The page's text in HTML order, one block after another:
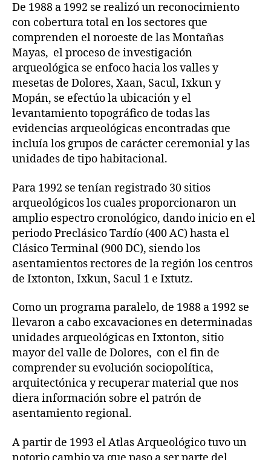
De 1988 a 1992 se realizó un reconocimiento
con cobertura total en los sectores que
comprenden el noroeste de las Montañas
Mayas, el proceso de investigación
arqueológica se enfoco hacia los valles y
mesetas de Dolores, Xaan, Sacul, Ixkun y
Mopán, se efectúo la ubicación y el
levantamiento topográfico de todas las
evidencias arqueológicas encontradas que
incluía los grupos de carácter ceremonial y las
unidades de tipo habitacional.
Para 1992 se tenían registrado 30 sitios
arqueológicos los cuales proporcionaron un
amplio espectro cronológico, dando inicio en el
periodo Preclásico Tardío (400 AC) hasta el
Clásico Terminal (900 DC), siendo los
asentamientos rectores de la región los centros
de Ixtonton, Ixkun, Sacul 1 e Ixtutz.
Como un programa paralelo, de 1988 a 1992 se
llevaron a cabo excavaciones en determinadas
unidades arqueológicas en Ixtonton, sitio
mayor del valle de Dolores, con el fin de
comprender su evolución sociopolítica,
arquitectónica y recuperar material que nos
diera información sobre el patrón de
asentamiento regional.
A partir de 1993 el Atlas Arqueológico tuvo un